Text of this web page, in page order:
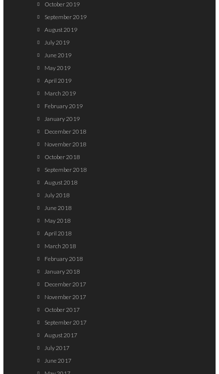
October 2019
September 2019
August 2019
July 2019
June 2019
May 2019
April 2019
March 2019
February 2019
January 2019
December 2018
November 2018
October 2018
September 2018
August 2018
July 2018
June 2018
May 2018
April 2018
March 2018
February 2018
January 2018
December 2017
November 2017
October 2017
September 2017
August 2017
July 2017
June 2017